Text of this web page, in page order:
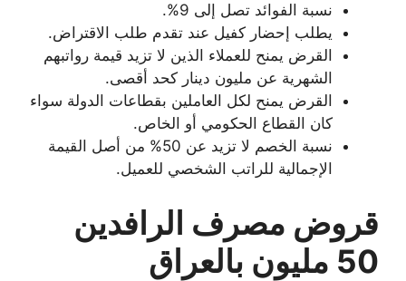
نسبة الفوائد تصل إلى 9%.
يطلب إحضار كفيل عند تقدم طلب الاقتراض.
القرض يمنح للعملاء الذين لا تزيد قيمة رواتبهم
الشهرية عن مليون دينار كحد أقصى.
القرض يمنح لكل العاملين بقطاعات الدولة سواء
كان القطاع الحكومي أو الخاص.
نسبة الخصم لا تزيد عن 50% من أصل القيمة
الإجمالية للراتب الشخصي للعميل.
قروض مصرف الرافدين
50 مليون بالعراق